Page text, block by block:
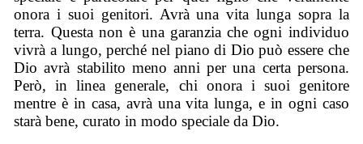
onora i suoi genitori. Avrà una vita lunga sopra la
terra. Questa non è una garanzia che ogni individuo
vivrà a lungo, perché nel piano di Dio può essere che
Dio avrà stabilito meno anni per una certa persona.
Però, in linea generale, chi onora i suoi genitore
mentre è in casa, avrà una vita lunga, e in ogni caso
starà bene, curato in modo speciale da Dio.